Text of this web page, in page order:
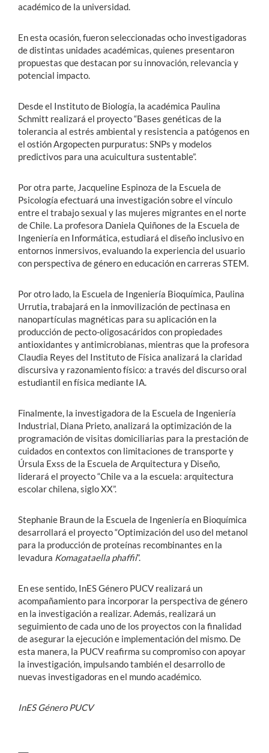
académico de la universidad.
En esta ocasión, fueron seleccionadas ocho investigadoras
de distintas unidades académicas, quienes presentaron
propuestas que destacan por su innovación, relevancia y
potencial impacto.
Desde el Instituto de Biología, la académica Paulina
Schmitt realizará el proyecto “Bases genéticas de la
tolerancia al estrés ambiental y resistencia a patógenos en
el ostión Argopecten purpuratus: SNPs y modelos
predictivos para una acuicultura sustentable”.
Por otra parte, Jacqueline Espinoza de la Escuela de
Psicología efectuará una investigación sobre el vínculo
entre el trabajo sexual y las mujeres migrantes en el norte
de Chile. La profesora Daniela Quiñones de la Escuela de
Ingeniería en Informática, estudiará el diseño inclusivo en
entornos inmersivos, evaluando la experiencia del usuario
con perspectiva de género en educación en carreras STEM.
Por otro lado, la Escuela de Ingeniería Bioquímica, Paulina
Urrutia trabajará en la inmovilización de pectinasa en
nanopartículas magnéticas para su aplicación en la
producción de pecto-oligosacáridos con propiedades
antioxidantes y antimicrobianas, mientras que la profesora
Claudia Reyes del Instituto de Física analizará la claridad
discursiva y razonamiento físico: a través del discurso oral
estudiantil en física mediante IA.
Finalmente, la investigadora de la Escuela de Ingeniería
Industrial, Diana Prieto, analizará la optimización de la
programación de visitas domiciliarias para la prestación de
cuidados en contextos con limitaciones de transporte y
Úrsula Exss de la Escuela de Arquitectura y Diseño,
liderará el proyecto “Chile va a la escuela: arquitectura
escolar chilena, siglo XX”.
Stephanie Braun de la Escuela de Ingeniería en Bioquímica
desarrollará el proyecto “Optimización del uso del metanol
para la producción de proteínas recombinantes en la
levadura Komagataella phaffii”.
En ese sentido, InES Género PUCV realizará un
acompañamiento para incorporar la perspectiva de género
en la investigación a realizar. Además, realizará un
seguimiento de cada uno de los proyectos con la finalidad
de asegurar la ejecución e implementación del mismo. De
esta manera, la PUCV reafirma su compromiso con apoyar
la investigación, impulsando también el desarrollo de
nuevas investigadoras en el mundo académico.
InES Género PUCV